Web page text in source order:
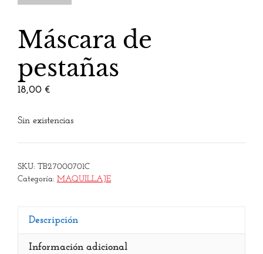
Máscara de
pestañas
18,00 €
Sin existencias
SKU: TB27000701C
Categoría: MAQUILLAJE
Descripción
Información adicional